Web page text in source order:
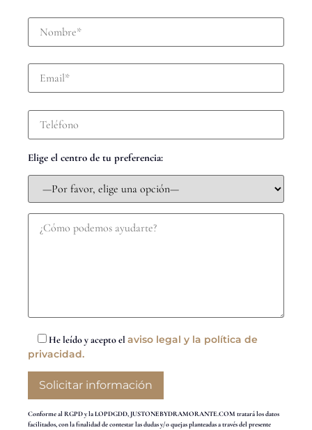
Elige el centro de tu preferencia:
He leído y acepto el aviso legal y la política de
privacidad.
Conforme al RGPD y la LOPDGDD, JUSTONEBYDRAMORANTE.COM tratará los datos
facilitados, con la finalidad de contestar las dudas y/o quejas planteadas a través del presente